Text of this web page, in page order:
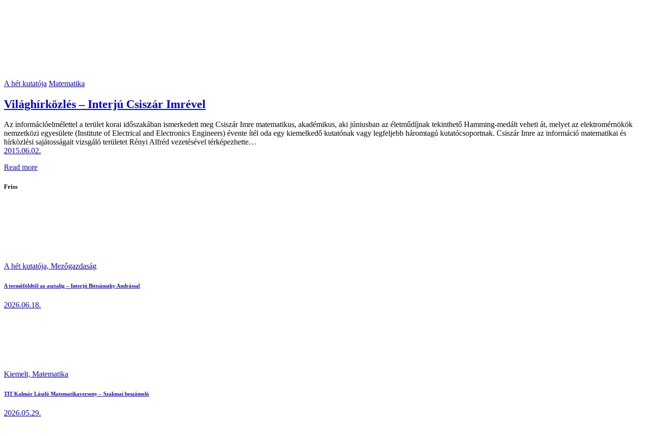
A hét kutatója Matematika
Világhírközlés – Interjú Csiszár Imrével
Az információelmélettel a terület korai időszakában ismerkedett meg Csiszár Imre matematikus, akadémikus, aki júniusban az életműdíjnak tekinthető Hamming-medált veheti át, melyet az elektromérnökök
nemzetközi egyesülete (Institute of Electrical and Electronics Engineers) évente ítél oda egy kiemelkedő kutatónak vagy legfeljebb háromtagú kutatócsoportnak. Csiszár Imre az információ matematikai és
hírközlési sajátosságait vizsgáló területet Rényi Alfréd vezetésével térképezhette…
2015.06.02.
Read more
Friss
A hét kutatója, Mezőgazdaság
A termőföldtől az asztalig – Interjú Bittsánszky Andrással
2026.06.18.
Kiemelt, Matematika
TIT Kalmár László Matematikaverseny – Szakmai beszámoló
2026.05.29.